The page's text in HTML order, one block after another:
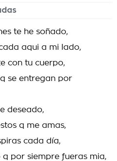
te he soñado,
aqui a mi lado,
con tu cuerpo,
se entregan por
deseado,
q me amas,
cada día,
q por siempre fueras mia,